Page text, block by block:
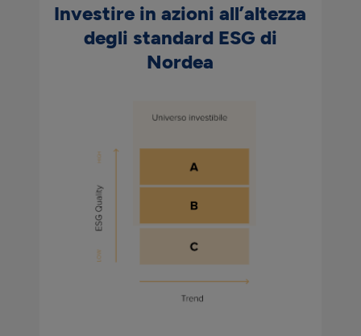
Investire in azioni all’altezza
degli standard ESG di
Nordea